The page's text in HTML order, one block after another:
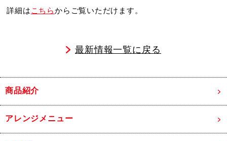
詳細は こちらからご覧いただけます。
最新情報一覧に戻る
商品紹介
アレンジメニュー